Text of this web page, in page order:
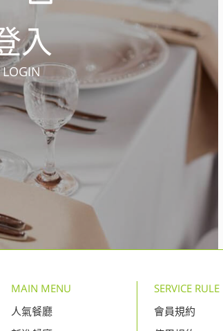
入
LOGIN
MAIN MENU
人氣餐廳
SERVICE RULE
會員規約